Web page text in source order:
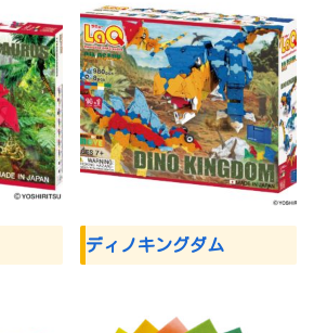
ディノキングダム